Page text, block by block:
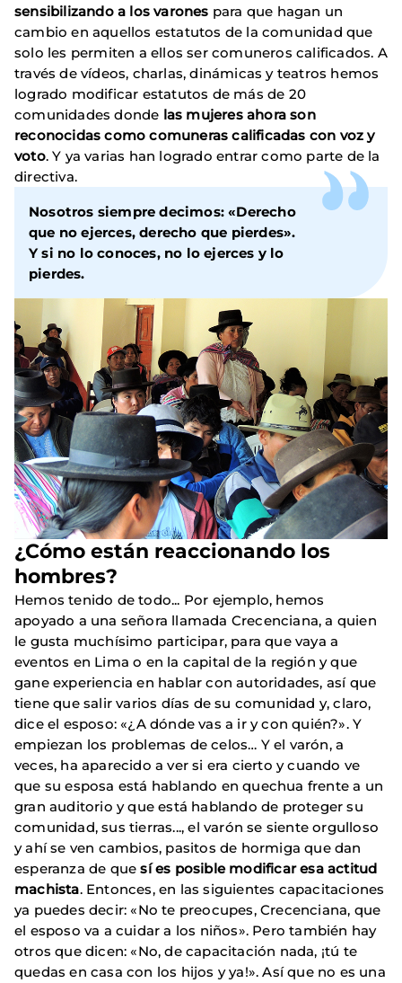
sensibilizando a los varones para que hagan un
cambio en aquellos estatutos de la comunidad que
solo les permiten a ellos ser comuneros calificados. A
través de vídeos, charlas, dinámicas y teatros hemos
logrado modificar estatutos de más de 20
comunidades donde las mujeres ahora son
reconocidas como comuneras calificadas con voz y
voto. Y ya varias han logrado entrar como parte de la
directiva.
Nosotros siempre decimos: «Derecho
que no ejerces, derecho que pierdes».
Y si no lo conoces, no lo ejerces y lo
pierdes.
¿Cómo están reaccionando los
hombres?
Hemos tenido de todo... Por ejemplo, hemos
apoyado a una señora llamada Crecenciana, a quien
le gusta muchísimo participar, para que vaya a
eventos en Lima o en la capital de la región y que
gane experiencia en hablar con autoridades, así que
tiene que salir varios días de su comunidad y, claro,
dice el esposo: «¿A dónde vas a ir y con quién?». Y
empiezan los problemas de celos… Y el varón, a
veces, ha aparecido a ver si era cierto y cuando ve
que su esposa está hablando en quechua frente a un
gran auditorio y que está hablando de proteger su
comunidad, sus tierras..., el varón se siente orgulloso
y ahí se ven cambios, pasitos de hormiga que dan
esperanza de quesí es posible modificar esa actitud
machista. Entonces, en las siguientes capacitaciones
ya puedes decir: «No te preocupes, Crecenciana, que
el esposo va a cuidar a los niños». Pero también hay
otros que dicen: «No, de capacitación nada, ¡tú te
quedas en casa con los hijos y ya!». Así que no es una